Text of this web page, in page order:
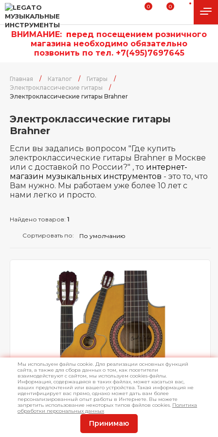
0 0
ВНИМАНИЕ: перед посещением розничного
магазина необходимо обязательно
позвонить по тел. +7(495)7697645
Главная / Каталог / Гитары
/
Электроклассические гитары
/
Электроклассические гитары Brahner
Электроклассические гитары
Brahner
Если вы задались вопросом "Где купить
электроклассические гитары Brahner в Москве
или с доставкой по России?" , то интернет-
магазин музыкальных инструментов - это то, что
Вам нужно. Мы работаем уже более 10 лет с
нами легко и просто.
Найдено товаров: 1
Сортировать по:
Электроклассическая гитара Brahner BG-
340CEQ
4/4 (39") с вырезом и звукоснимателем с 4-хполосным
Мы используем файлы cookie. Для реализации основных функций
сайта, а также для сбора данных о том, как посетители
взаимодействуют с сайтом, мы используем cookies-файлы.
Информация, содержащаяся в таких файлах, может касаться вас,
ваших предпочтений или вашего устройства. Такая информация не
идентифицирует вас прямо, однако может дать вам более
персонализированный опыт работы в Интернете. Вы можете
запретить использование некоторых типов файлов cookies. Политика
обработки персональных данных
Принимаю